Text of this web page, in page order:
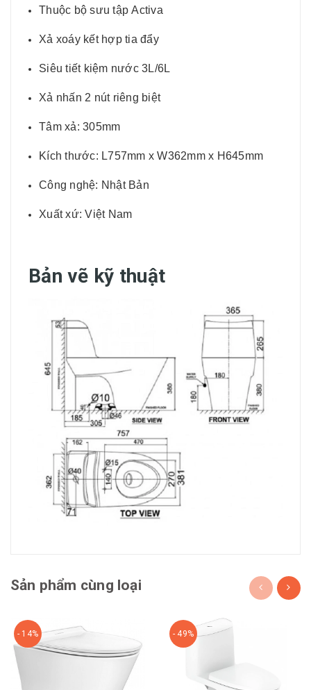
Thuộc bộ sưu tập Activa
Xả xoáy kết hợp tia đẩy
Siêu tiết kiệm nước 3L/6L
Xả nhấn 2 nút riêng biệt
Tâm xả: 305mm
Kích thước: L757mm x W362mm x H645mm
Công nghệ: Nhật Bản
Xuất xứ: Việt Nam
Bản vẽ kỹ thuật
Sản phẩm cùng loại
- 14% - 49%